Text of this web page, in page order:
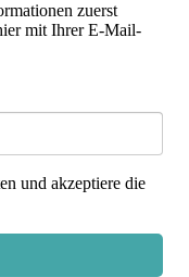
zuerst
mit Ihrer E-Mail-
und akzeptiere die